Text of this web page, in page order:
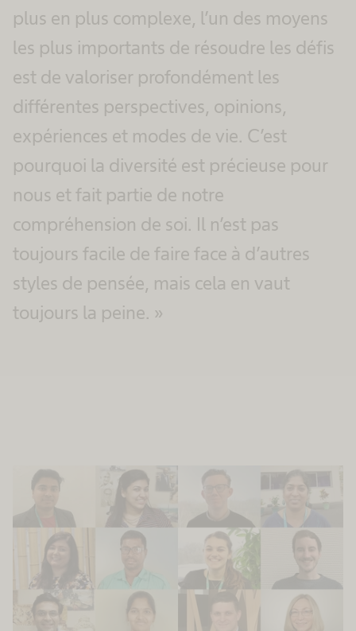
plus en plus complexe, l’un des moyens
les plus importants de résoudre les défis
est de valoriser profondément les
différentes perspectives, opinions,
expériences et modes de vie. C’est
pourquoi la diversité est précieuse pour
nous et fait partie de notre
compréhension de soi. Il n’est pas
toujours facile de faire face à d’autres
styles de pensée, mais cela en vaut
toujours la peine. »